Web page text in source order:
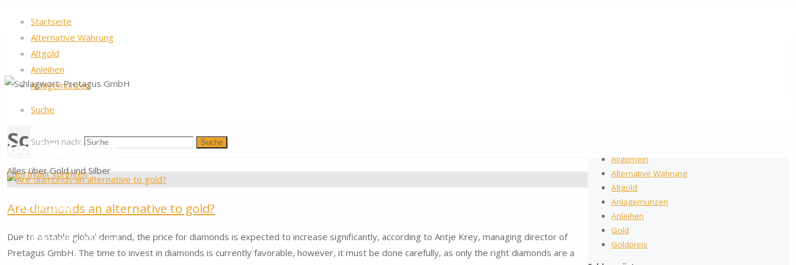
Startseite
Alternative Währung
Altgold
Anleihen
Anlagemünzen
Suche
Suchen nach: Suche
Gold-Reporter
Alles über Gold und Silber
Zum Inhalt springen
Startseite
Alternative Währung
Schlagwort:Pretagus GmbH
Are diamonds an alternative to gold?
Due to a stable global demand, the price for diamonds is expected to increase significantly, according to Antje Krey, managing director of
Pretagus GmbH. The time to invest in diamonds is currently favorable, however, it must be done carefully, as only the right diamonds are a
Allgemein
Alternative Währung
Altgold
Anlagemünzen
Anleihen
Gold
Goldpreis